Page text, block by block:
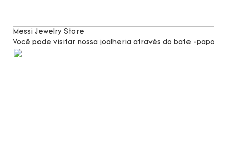
Messi Jewelry Store
Você pode visitar nossa joalheria através do bate -papo